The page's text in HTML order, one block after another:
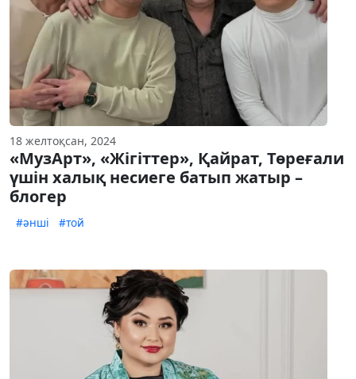
18 желтоқсан, 2024
«МузАрт», «Жігіттер», Қайрат, Төреғали
үшін халық несиеге батып жатыр –
блогер
#әнші #той